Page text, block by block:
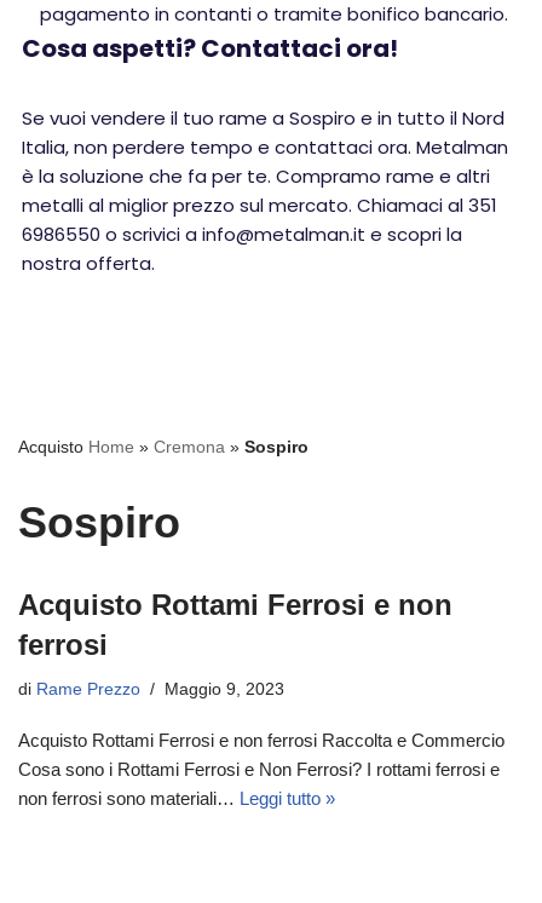
pagamento in contanti o tramite bonifico bancario.
Cosa aspetti? Contattaci ora!
Se vuoi vendere il tuo rame a Sospiro e in tutto il Nord
Italia, non perdere tempo e contattaci ora. Metalman
è la soluzione che fa per te. Compramo rame e altri
metalli al miglior prezzo sul mercato. Chiamaci al 351
6986550 o scrivici a info@metalman.it e scopri la
nostra offerta.
Acquisto Home » Cremona » Sospiro
Sospiro
Acquisto Rottami Ferrosi e non
ferrosi
di Rame Prezzo Maggio 9, 2023
Acquisto Rottami Ferrosi e non ferrosi Raccolta e Commercio
Cosa sono i Rottami Ferrosi e Non Ferrosi? I rottami ferrosi e
non ferrosi sono materiali… Leggi tutto »